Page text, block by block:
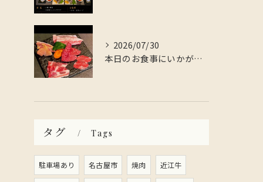
2026/07/30
本日のお食事にいかがですか？
タグ Tags
駐車場あり 名古屋市 焼肉 近江牛